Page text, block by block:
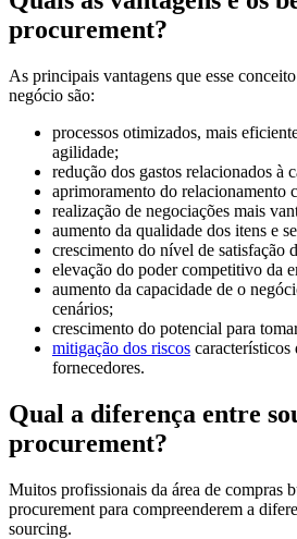
procurement?
As principais vantagens que esse
negócio são:
processos otimizados, mais
agilidade;
redução dos gastos relacionados à
aprimoramento do relacionamento
realização de negociações mais
aumento da qualidade dos itens e
crescimento do nível de satisfação
elevação do poder competitivo da
aumento da capacidade de o
cenários;
crescimento do potencial para
mitigação dos riscos característicos
fornecedores.
Qual a diferença entre
procurement?
Muitos profissionais da área de compras
procurement para compreenderem a
sourcing.